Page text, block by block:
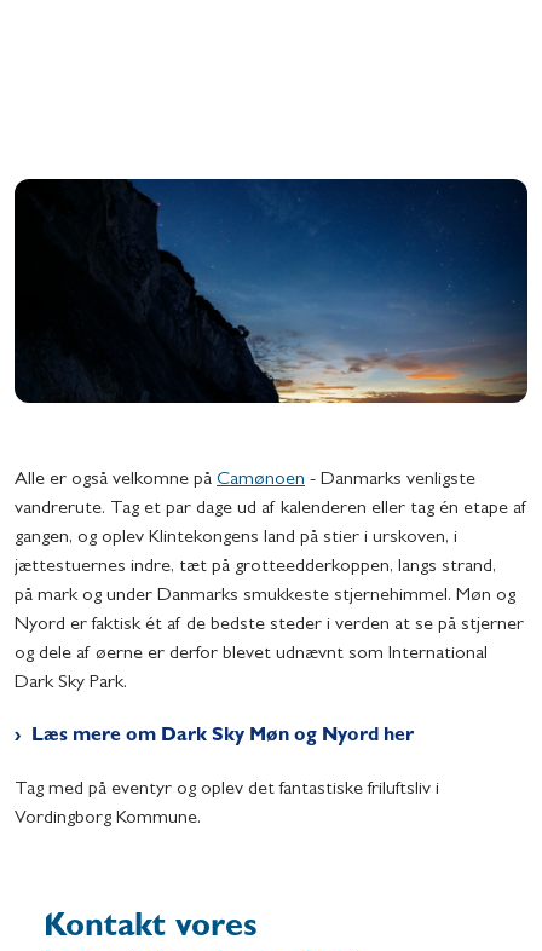
Alle er også velkomne på Camønoen - Danmarks venligste
vandrerute. Tag et par dage ud af kalenderen eller tag én etape af
gangen, og oplev Klintekongens land på stier i urskoven, i
jættestuernes indre, tæt på grotteedderkoppen, langs strand,
på mark og under Danmarks smukkeste stjernehimmel. Møn og
Nyord er faktisk ét af de bedste steder i verden at se på stjerner
og dele af øerne er derfor blevet udnævnt som International
Dark Sky Park.
Læs mere om Dark Sky Møn og Nyord her
Tag med på eventyr og oplev det fantastiske friluftsliv i
Vordingborg Kommune.
Kontakt vores